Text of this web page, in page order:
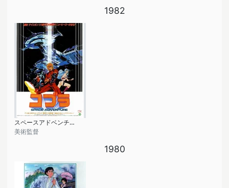
1982
スペースアドベンチャー コブラ
美術監督
1980